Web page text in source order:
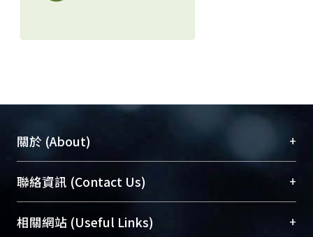
關於 (About) +
臺大位居世界頂尖大學之列，為永久珍藏及向國際
展現本校豐碩的研究成果及學術能量，圖書館整合
機構典藏（NTUR）與學術庫（AH）不同功能平
聯絡資訊 (Contact Us) +
總館學科館員(Main Library)
相關網站 (Useful Links) +